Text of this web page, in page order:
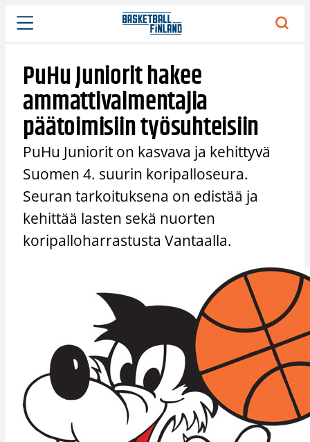
Siirry
sisältöön
PuHu Juniorit hakee
ammattivalmentajia
päätoimisiin työsuhteisiin
PuHu Juniorit on kasvava ja kehittyvä
Suomen 4. suurin koripalloseura.
Seuran tarkoituksena on edistää ja
kehittää lasten sekä nuorten
koripalloharrastusta Vantaalla.